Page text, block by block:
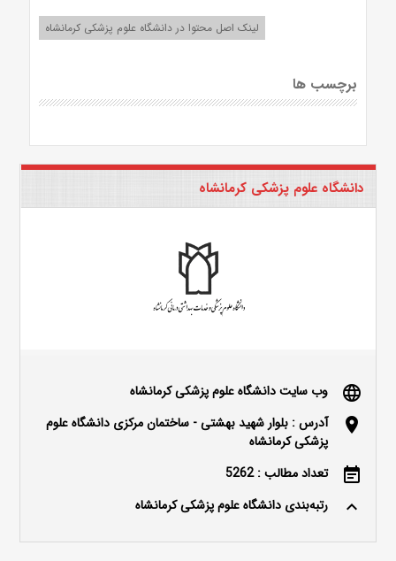
لینک اصل محتوا در دانشگاه علوم پزشکی کرمانشاه
برچسب ها
دانشگاه علوم پزشکی کرمانشاه
language وب سایت دانشگاه علوم پزشکی کرمانشاه
location_on
آدرس : بلوار شهید بهشتی - ساختمان مرکزی دانشگاه علوم
پزشکی کرمانشاه
event_note تعداد مطالب : 5262
keyboard_arrow_up رتبه‌بندی دانشگاه علوم پزشکی کرمانشاه